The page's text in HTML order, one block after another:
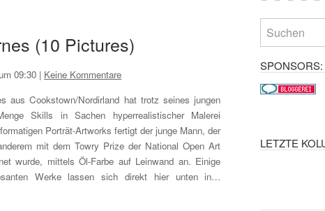
(10 Pictures)
09:30 | Keine Kommentare
aus Cookstown/Nordirland hat trotz seines jungen
Skills in Sachen hyperrealistischer Malerei
Porträt-Artworks fertigt der junge Mann, der
mit dem Towry Prize der National Open Art
wurde, mittels Öl-Farbe auf Leinwand an. Einige
Werke lassen sich direkt hier unten in…
SPONSORS:
LETZTE